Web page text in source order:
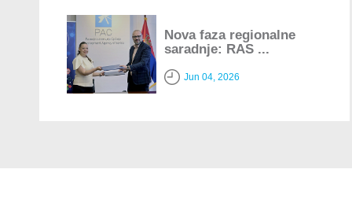
Nova faza regionalne
saradnje: RAS ...
Jun 04, 2026